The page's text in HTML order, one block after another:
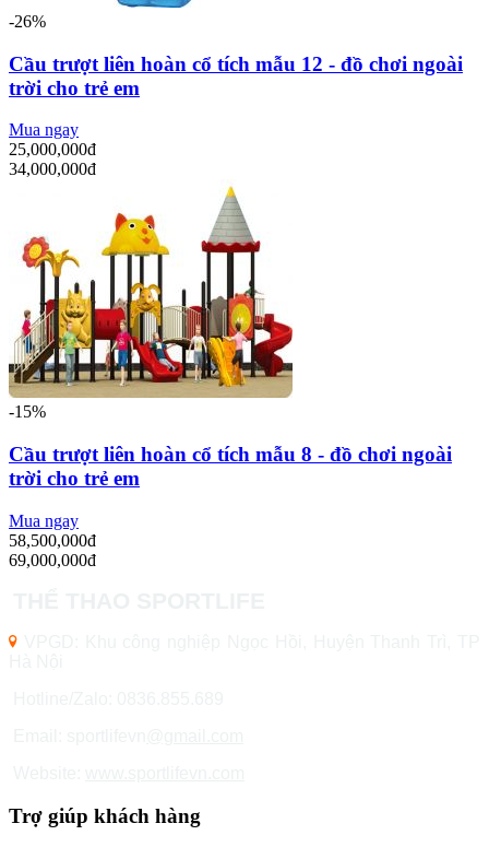
-26%
Cầu trượt liên hoàn cổ tích mẫu 12 - đồ chơi ngoài
trời cho trẻ em
Mua ngay
25,000,000đ
34,000,000đ
-15%
Cầu trượt liên hoàn cổ tích mẫu 8 - đồ chơi ngoài
trời cho trẻ em
Mua ngay
58,500,000đ
69,000,000đ
Trợ giúp khách hàng